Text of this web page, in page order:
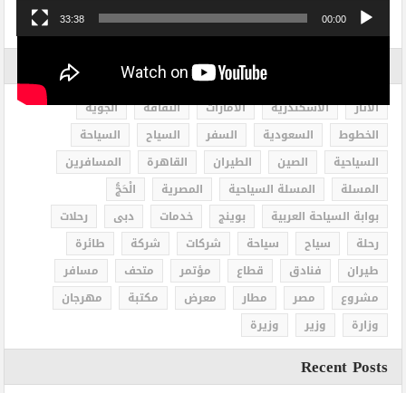
00:00
33:38
الاثار الاسكندرية الامارات الثقافة
الجوية
الخطوط
السعودية السفر السياح
السياحة
السياحية
الصين الطيران القاهرة
المسافرين
المسلة
المسلة السياحية المصرية
الْحَجُّ
بوابة السياحة العربية
بوينج خدمات دبى
رحلات
رحلة
سياح سياحة شركات شركة
طائرة
طيران
فنادق قطاع مؤتمر متحف
مسافر
مشروع
مصر مطار معرض مكتبة
مهرجان
وزارة
وزير وزيرة
Recent Posts